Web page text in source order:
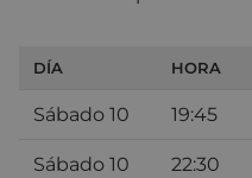
DÍA HORA
Sábado 10 19:45
Sábado 10 22:30